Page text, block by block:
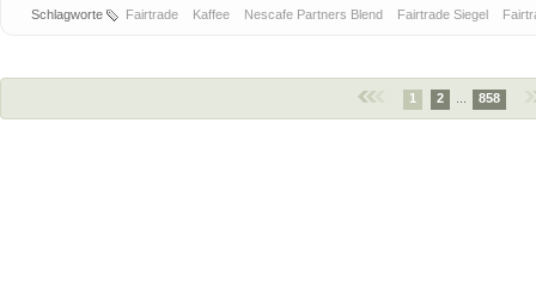
Schlagworte Fairtrade Kaffee Nescafe Partners Blend Fairtrade Siegel
1 2 858